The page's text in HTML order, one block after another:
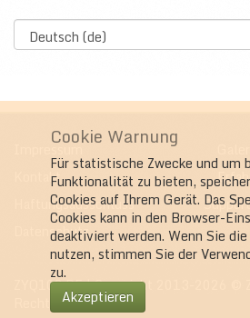
Select
language
Cookie Warnung
Für statistische Zwecke und um
Funktionalität zu bieten,
Cookies auf Ihrem Gerät. Das
Cookies kann in den Browser-
deaktiviert werden. Wenn Sie
nutzen, stimmen Sie der
zu.
Akzeptieren
Impressum
Kontakt
Haftungsausschluss
Datenschutz
Support
ZYQ108.DE| Copyright 2013-2026 ©
Rechte vorbehalten.